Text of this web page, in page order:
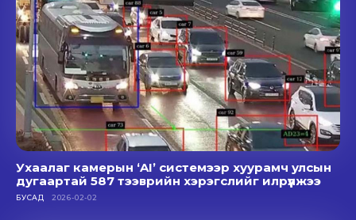
Ухаалаг камерын ‘AI’ системээр хуурамч улсын
дугаартай 587 тээврийн хэрэгслийг илрүүлжээ
БУСАД 2026-02-02